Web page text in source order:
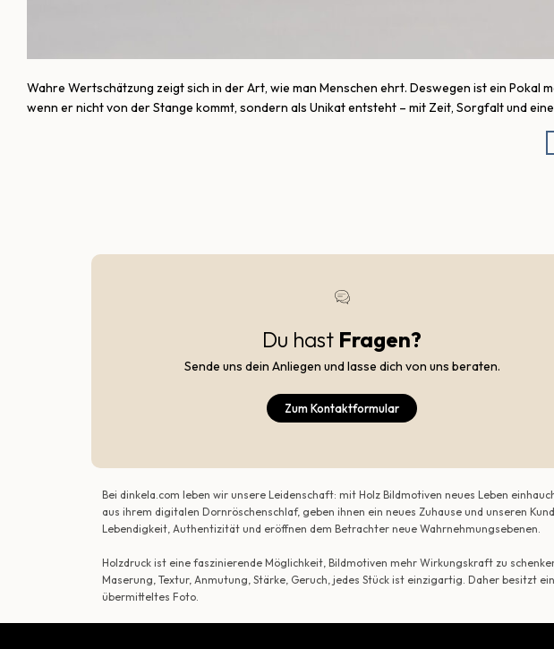
Wahre Wertschätzung zeigt sich in der Art, wie man Menschen ehrt. Deswegen ist ein Pokal
wenn er nicht von der Stange kommt, sondern als Unikat entsteht – mit Zeit, Sorgfalt und
Du hast Fragen?
Sende uns dein Anliegen und lasse dich von uns beraten.
Zum Kontaktformular
Bei dinkela.com leben wir unsere Leidenschaft: mit Holz Bildmotiven neues Leben
aus ihrem digitalen Dornröschenschlaf, geben ihnen ein neues Zuhause und unseren
Lebendigkeit, Authentizität und eröffnen dem Betrachter neue Wahrnehmungsebenen.
Holzdruck ist eine faszinierende Möglichkeit, Bildmotiven mehr Wirkungskraft zu
Maserung, Textur, Anmutung, Stärke, Geruch, jedes Stück ist einzigartig. Daher besitzt
übermitteltes Foto.